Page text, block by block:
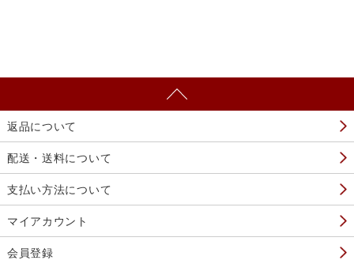
返品について
配送・送料について
支払い方法について
マイアカウント
会員登録